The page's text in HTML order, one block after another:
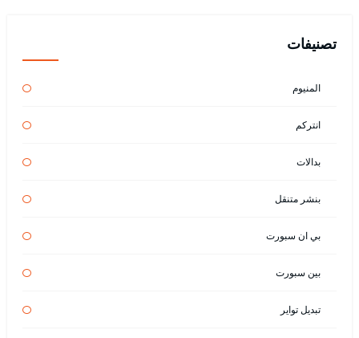
تصنيفات
المنيوم
انتركم
بدالات
بنشر متنقل
بي ان سبورت
بين سبورت
تبديل تواير